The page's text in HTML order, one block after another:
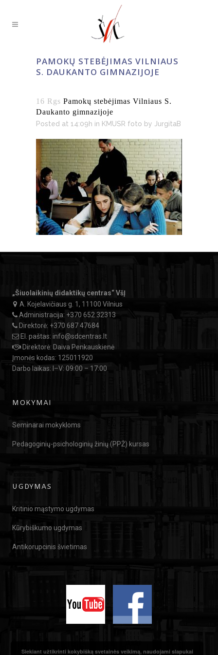
PAMOKŲ STEBĖJIMAS VILNIAUS
S. DAUKANTO GIMNAZIJOJE
16 Rgs Pamokų stebėjimas Vilniaus S.
Daukanto gimnazijoje
Posted at 14:09h in KMUSR foto by JurgitaB
„Šiuolaikinių didaktikų centras“ VšĮ
A. Kojelavičiaus g. 1, 11100 Vilnius
Administracija: +370 652 32313
Direktorė: +370 687 47684
El. paštas: info@sdcentras.lt
Direktorė: Daiva Penkauskienė
Įmonės kodas: 125011920
Darbo laikas: I–V: 09:00 – 17:00
MOKYMAI
Seminarai mokykloms
Pedagoginių-psichologinių žinių (PPŽ) kursas
UGDYMAS
Kritinio mąstymo ugdymas
Kūrybiškumo ugdymas
Antikorupcinis švietimas
Siekiant užtikrinti kokybišką svetainės veikimą, naudojami slapukai